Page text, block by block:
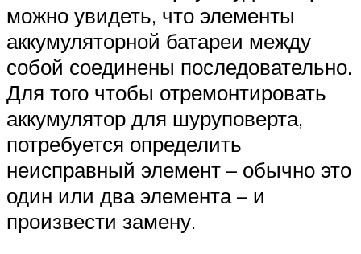
можно увидеть, что элементы
аккумуляторной батареи между
собой соединены последовательно.
Для того чтобы отремонтировать
аккумулятор для шуруповерта,
потребуется определить
неисправный элемент – обычно это
один или два элемента – и
произвести замену.